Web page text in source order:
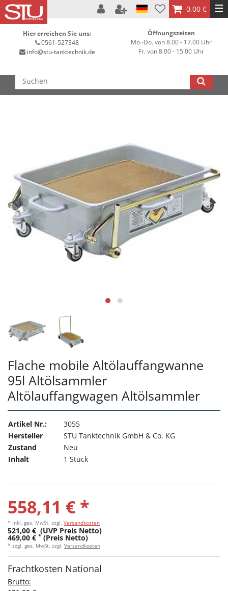
0,00 € ☰
Hier erreichen Sie uns:
0561-527348
info@stu-tanktechnik.de
Öffnungszeiten
Mo.-Do. von 8.00 - 17.00 Uhr
Fr. von 8.00 - 15.00 Uhr
Flache mobile Altölauffangwanne
95l Altölsammler
Altölauffangwagen Altölsammler
Artikel Nr.:
3055
Hersteller
STU Tanktechnik GmbH & Co. KG
Zustand
Neu
Inhalt
1 Stück
558,11 € *
* inkl. ges. MwSt. zzgl. Versandkosten
521,00 € (UVP Preis Netto)
469,00 € * (Preis Netto)
* zzgl. ges. MwSt. zzgl. Versandkosten
Frachtkosten National
Brutto: